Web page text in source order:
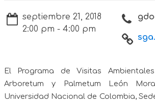
septiembre 21, 2018
2:00 pm - 4:00 pm
El Programa de Visitas
Arboretum y Palmetum León
Universidad Nacional de Colombia,